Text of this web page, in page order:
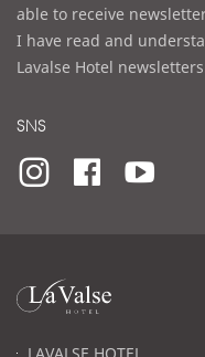
able to receive
I have read and
Lavalse Hotel
SNS
라
발